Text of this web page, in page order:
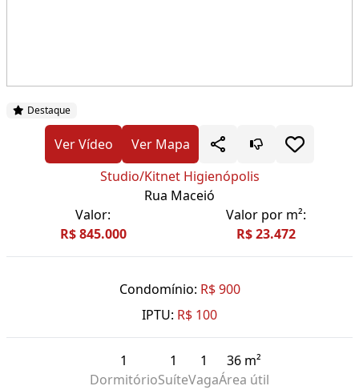
Destaque
Ver Vídeo
Ver Mapa
Studio/Kitnet Higienópolis
Rua Maceió
Valor:
R$ 845.000
Valor por m²:
R$ 23.472
Condomínio: R$ 900
IPTU: R$ 100
1
Dormitório
1
Suíte
1
Vaga
36 m²
Área útil